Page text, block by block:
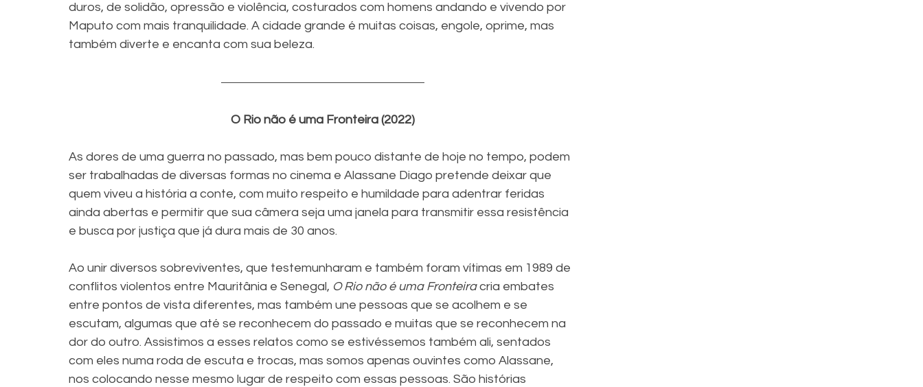
duros, de solidão, opressão e violência, costurados com homens andando e vivendo por
Maputo com mais tranquilidade. A cidade grande é muitas coisas, engole, oprime, mas
também diverte e encanta com sua beleza.
O Rio não é uma Fronteira (2022)
As dores de uma guerra no passado, mas bem pouco distante de hoje no tempo, podem
ser trabalhadas de diversas formas no cinema e Alassane Diago pretende deixar que
quem viveu a história a conte, com muito respeito e humildade para adentrar feridas
ainda abertas e permitir que sua câmera seja uma janela para transmitir essa resistência
e busca por justiça que já dura mais de 30 anos.
Ao unir diversos sobreviventes, que testemunharam e também foram vítimas em 1989 de
conflitos violentos entre Mauritânia e Senegal, O Rio não é uma Fronteira cria embates
entre pontos de vista diferentes, mas também une pessoas que se acolhem e se
escutam, algumas que até se reconhecem do passado e muitas que se reconhecem na
dor do outro. Assistimos a esses relatos como se estivéssemos também ali, sentados
com eles numa roda de escuta e trocas, mas somos apenas ouvintes como Alassane,
nos colocando nesse mesmo lugar de respeito com essas pessoas. São histórias